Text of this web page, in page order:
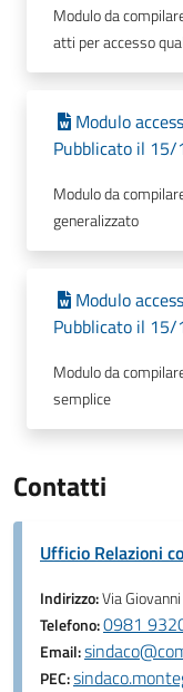
Modulo da
atti per accesso
Modulo
Pubblicato il
Modulo da
generalizzato
Modulo
Pubblicato il
Modulo da
semplice
Contatti
Ufficio Relazioni
Indirizzo:Via
Telefono:0981
Email:
PEC: